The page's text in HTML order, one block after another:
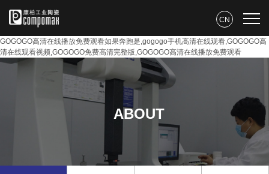
GOGOGO高清在线播放免费观看如果奔跑是,gogogo手机高清在线观看,GOGOGO高
清在线观看视频,GOGOGO免费高清完整版,GOGOGO高清在线播放免费观看
CN
ABOUT